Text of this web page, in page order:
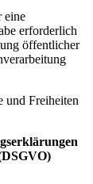
eine
erforderlich
öffentlicher
und Freiheiten